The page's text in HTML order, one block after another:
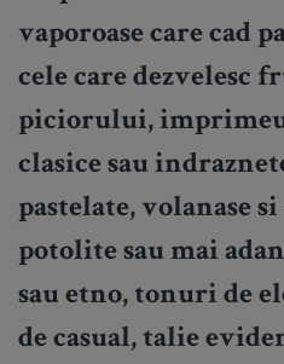
vaporoase care cad
cele care dezvelesc
piciorului,
clasice sau
pastelate, volanase
potolite sau mai
sau etno, tonuri de
de casual, talie